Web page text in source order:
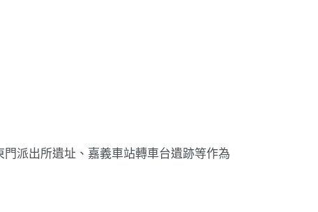
派出所遺址、嘉義車站轉車台遺跡等作為